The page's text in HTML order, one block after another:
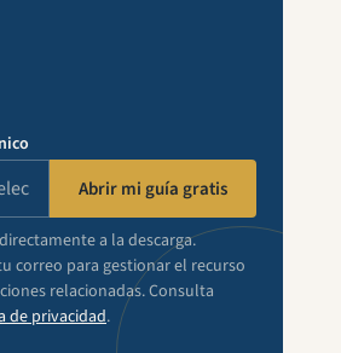
Abrir mi guía gratis
a la descarga.
correo para gestionar el recurso
relacionadas. Consulta
de privacidad.